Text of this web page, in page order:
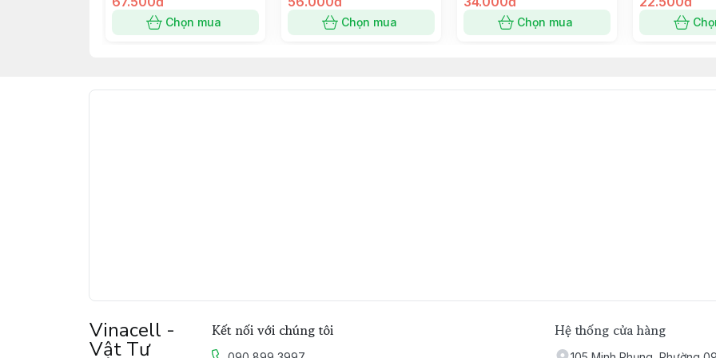
Chọn mua Chọn mua Chọn mua
Vinacell -
Vật Tư
Kết nối với chúng tôi Hệ thống cửa hàng